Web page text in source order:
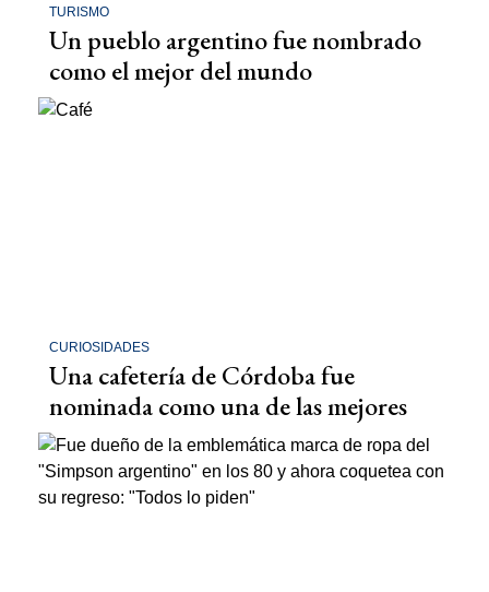
TURISMO
Un pueblo argentino fue nombrado
como el mejor del mundo
CURIOSIDADES
Una cafetería de Córdoba fue
nominada como una de las mejores